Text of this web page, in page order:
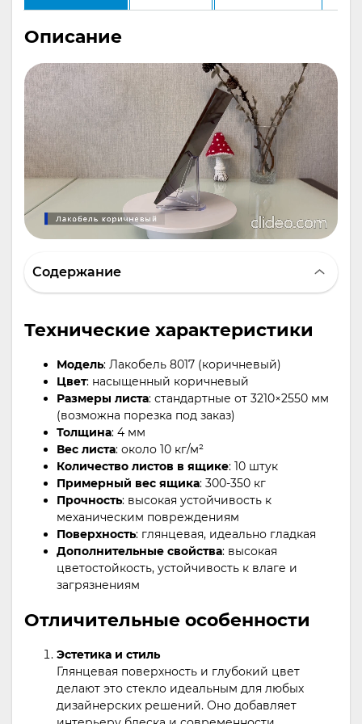
Описание
Содержание
Технические характеристики
Модель: Лакобель 8017 (коричневый)
Цвет: насыщенный коричневый
Размеры листа: стандартные от 3210×2550 мм
(возможна порезка под заказ)
Толщина: 4 мм
Вес листа: около 10 кг/м²
Количество листов в ящике: 10 штук
Примерный вес ящика: 300-350 кг
Прочность: высокая устойчивость к
механическим повреждениям
Поверхность: глянцевая, идеально гладкая
Дополнительные свойства: высокая
цветостойкость, устойчивость к влаге и
загрязнениям
Отличительные особенности
Эстетика и стиль
Глянцевая поверхность и глубокий цвет
делают это стекло идеальным для любых
дизайнерских решений. Оно добавляет